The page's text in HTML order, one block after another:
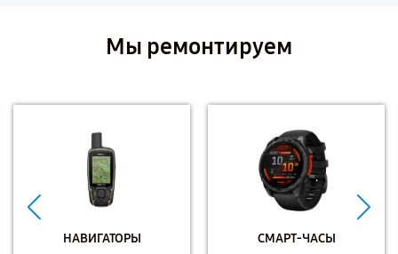
Мы ремонтируем
НАВИГАТОРЫ СМАРТ-ЧАСЫ